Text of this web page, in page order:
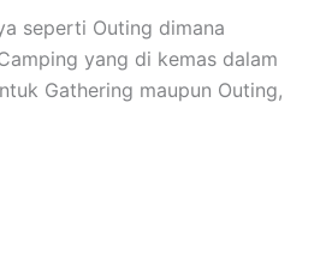
seperti Outing dimana
yang di kemas dalam
Gathering maupun Outing,